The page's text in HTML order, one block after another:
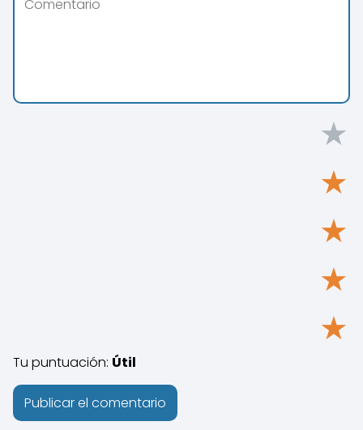
★
★
★
★
★
Tu puntuación: Útil